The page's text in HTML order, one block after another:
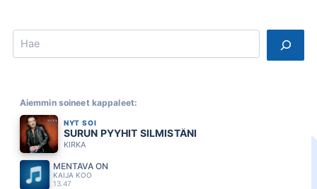
Search
Aiemmin soineet kappaleet:
NYT SOI
SURUN PYYHIT SILMISTÄNI
KIRKA
MENTÄVÄ ON
KAIJA KOO
13.47